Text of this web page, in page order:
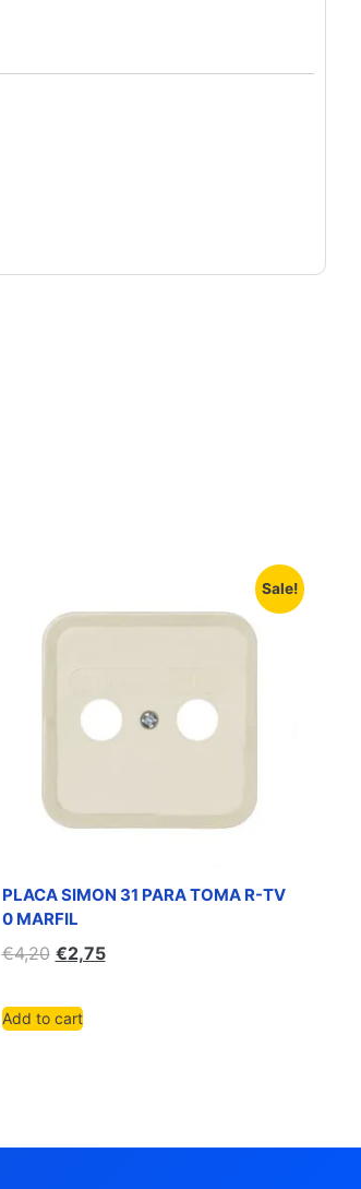
Sale!
PLACA SIMON 31 PARA TOMA R-TV
0 MARFIL
€4,20 €2,75
Add to cart